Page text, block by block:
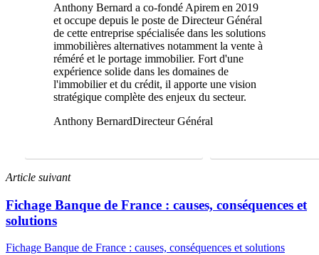
Anthony Bernard a co-fondé Apirem en 2019
et occupe depuis le poste de Directeur Général
de cette entreprise spécialisée dans les solutions
immobilières alternatives notamment la vente à
réméré et le portage immobilier. Fort d'une
expérience solide dans les domaines de
l'immobilier et du crédit, il apporte une vision
stratégique complète des enjeux du secteur.
Anthony BernardDirecteur Général
Article suivant
Fichage Banque de France : causes, conséquences et
solutions
Fichage Banque de France : causes, conséquences et solutions